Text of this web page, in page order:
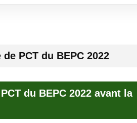
PCT du BEPC 2022
du BEPC 2022 avant la